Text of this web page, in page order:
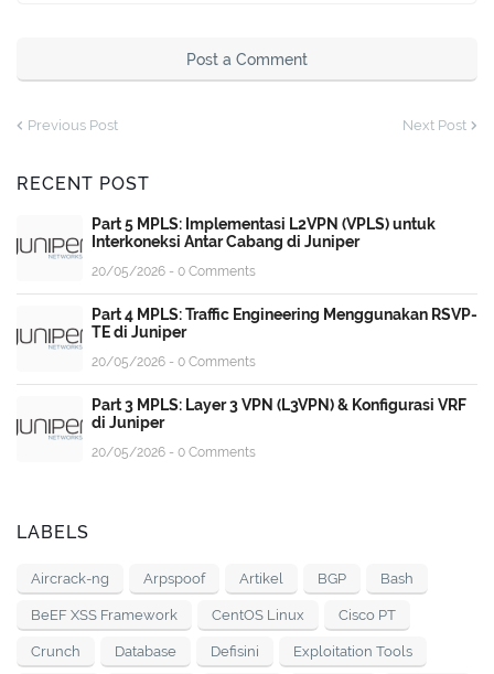
Post a Comment
Previous Post Next Post
RECENT POST
Part 5 MPLS: Implementasi L2VPN (VPLS) untuk
Interkoneksi Antar Cabang di Juniper
20/05/2026 - 0 Comments
Part 4 MPLS: Traffic Engineering Menggunakan RSVP-
TE di Juniper
20/05/2026 - 0 Comments
Part 3 MPLS: Layer 3 VPN (L3VPN) & Konfigurasi VRF
di Juniper
20/05/2026 - 0 Comments
LABELS
Aircrack-ng Arpspoof Artikel BGP Bash
BeEF XSS Framework CentOS Linux Cisco PT
Crunch Database Defisini Exploitation Tools